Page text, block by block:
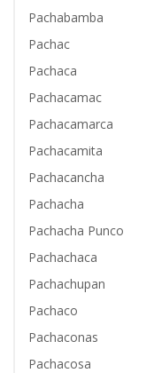
Pachabamba
Pachac
Pachaca
Pachacamac
Pachacamarca
Pachacamita
Pachacancha
Pachacha
Pachacha Punco
Pachachaca
Pachachupan
Pachaco
Pachaconas
Pachacosa